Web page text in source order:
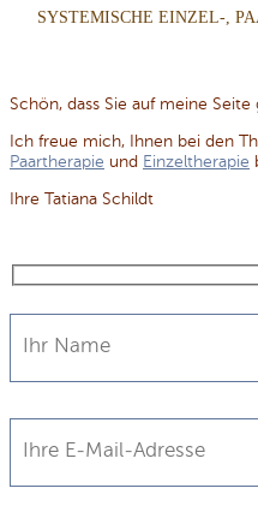
SYSTEMISCHE EINZEL-,
Schön, dass Sie auf meine Seite
Ich freue mich, Ihnen bei den
Paartherapie und Einzeltherapie
Ihre Tatiana Schildt